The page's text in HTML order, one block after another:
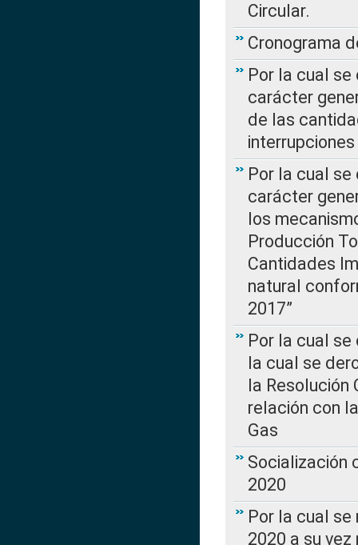
Circular.
Cronograma
Por la cual
carácter
de las
Por la cual
carácter
los
Producción
Cantidades
natural
2017”
Por la cual
la cual se
la Resolución
relación con
Gas
Socialización
2020
Por la cual se
2020 a su